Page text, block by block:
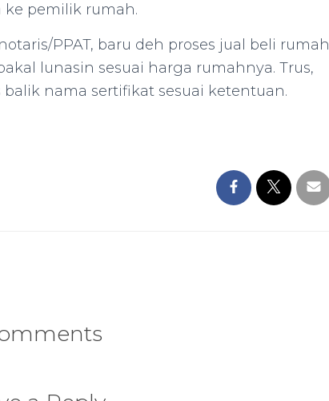
ke pemilik rumah.
PPAT, baru deh proses jual beli rumah
lunasin sesuai harga rumahnya. Trus,
nama sertifikat sesuai ketentuan.